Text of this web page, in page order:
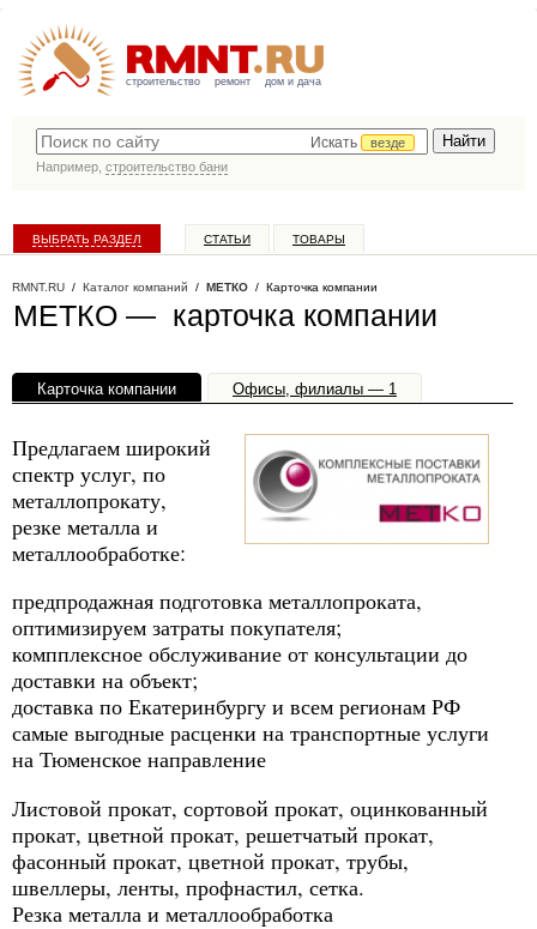
строительство ремонт дом и дача
Искать
везде
Например, строительство бани
ВЫБРАТЬ РАЗДЕЛ СТАТЬИ ТОВАРЫ
RMNT.RU / Каталог компаний / МЕТКО / Карточка компании
МЕТКО — карточка компании
Карточка компании Офисы, филиалы — 1
Предлагаем широкий
спектр услуг, по
металлопрокату,
резке металла и
металлообработке:
предпродажная подготовка металлопроката,
оптимизируем затраты покупателя;
компплексное обслуживание от консультации до
доставки на объект;
доставка по Екатеринбургу и всем регионам РФ
самые выгодные расценки на транспортные услуги
на Тюменское направление
Листовой прокат, сортовой прокат, оцинкованный
прокат, цветной прокат, решетчатый прокат,
фасонный прокат, цветной прокат, трубы,
швеллеры, ленты, профнастил, сетка.
Резка металла и металлообработка